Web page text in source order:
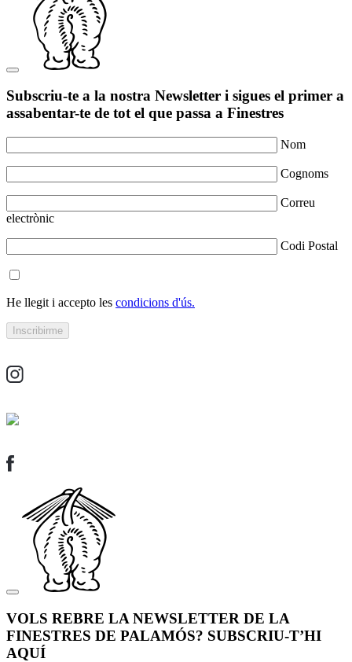
Subscriu-te a la nostra Newsletter i sigues el primer a
assabentar-te de tot el que passa a Finestres
Nom
Cognoms
Correu
electrònic
Codi Postal
He llegit i accepto les condicions d'ús.
VOLS REBRE LA NEWSLETTER DE LA
FINESTRES DE PALAMÓS? SUBSCRIU-T’HI
AQUÍ